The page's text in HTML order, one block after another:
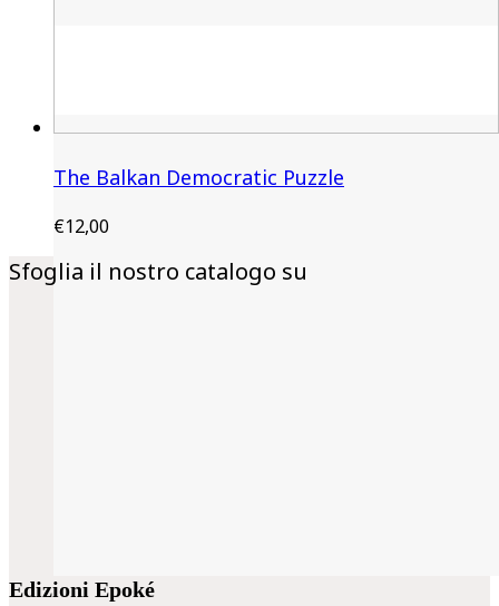
The Balkan Democratic Puzzle
€12,00
Sfoglia il nostro catalogo su
Edizioni Epoké